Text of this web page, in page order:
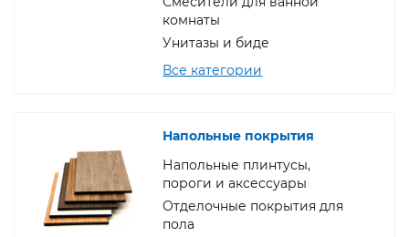
комнаты
Унитазы и биде
Все категории
Напольные покрытия
Напольные плинтусы,
пороги и аксессуары
Отделочные покрытия для
пола